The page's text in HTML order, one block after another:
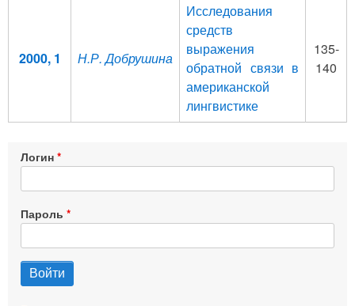
2000, 1 Н.Р. Добрушина
Исследования
средств
выражения
обратной связи в
американской
лингвистике
135-
140
Логин
Пароль